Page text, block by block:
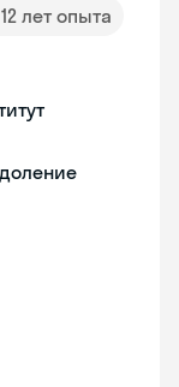
12 лет опыта